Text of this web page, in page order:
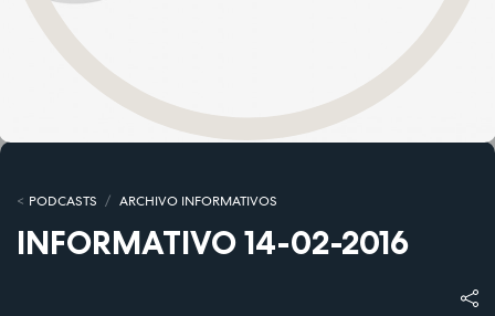
PODCASTS ARCHIVO INFORMATIVOS
INFORMATIVO 14-02-2016